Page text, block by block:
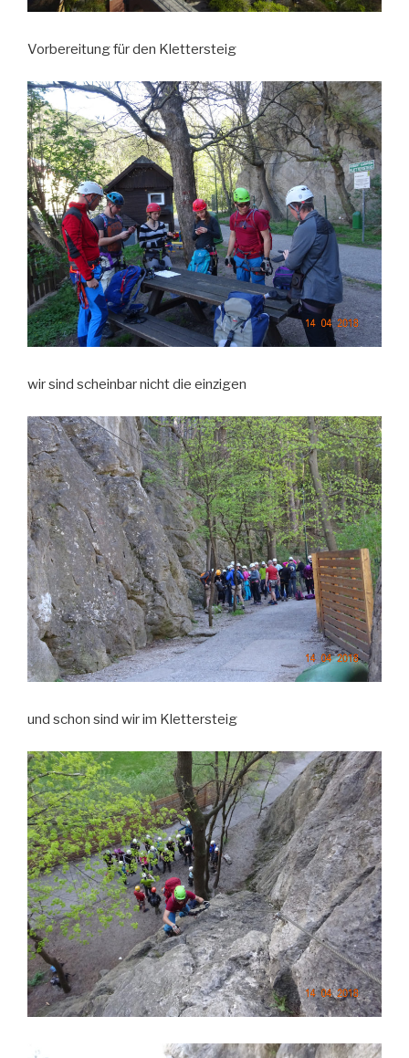
Vorbereitung für den Klettersteig
wir sind scheinbar nicht die einzigen
und schon sind wir im Klettersteig